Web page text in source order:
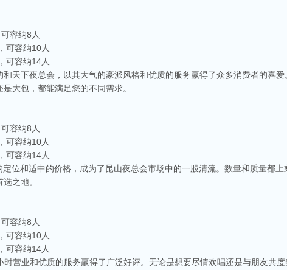
容纳8人
可容纳10人
可容纳14人
天下夜总会，以其大气的豪派风格和优质的服务赢得了众多消费者的喜
大包，都能满足您的不同需求。
容纳8人
可容纳10人
可容纳14人
位和适中的价格，成为了昆山夜总会市场中的一股清流。数量和质量都
之地。
容纳8人
可容纳10人
可容纳14人
时营业和优质的服务赢得了广泛好评。无论是想要尽情欢唱还是与朋友共